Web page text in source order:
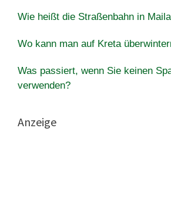
Wie heißt die Straßenbahn in
Wo kann man auf Kreta
Was passiert, wenn Sie keinen
verwenden?
Anzeige